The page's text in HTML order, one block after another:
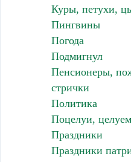
Куры, петухи,
Пингвины
Погода
Подмигнул
Пенсионеры,
стрички
Политика
Поцелуи,
Праздники
Праздники